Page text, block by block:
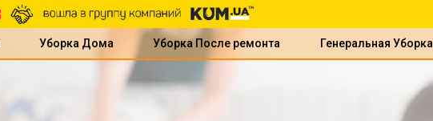
Уборка Дома Уборка После ремонта Генеральная Уборка